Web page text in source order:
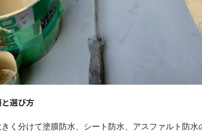
選び方
く分けて塗膜防水、シート防水、アスファルト防水